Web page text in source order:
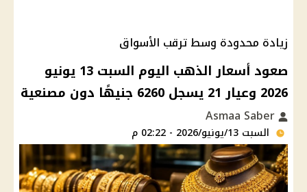
زيادة محدودة وسط ترقب الأسواق
صعود أسعار الذهب اليوم السبت 13 يونيو
2026 وعيار 21 يسجل 6260 جنيهًا دون مصنعية
السبت 13/يونيو/2026 - 02:22 م